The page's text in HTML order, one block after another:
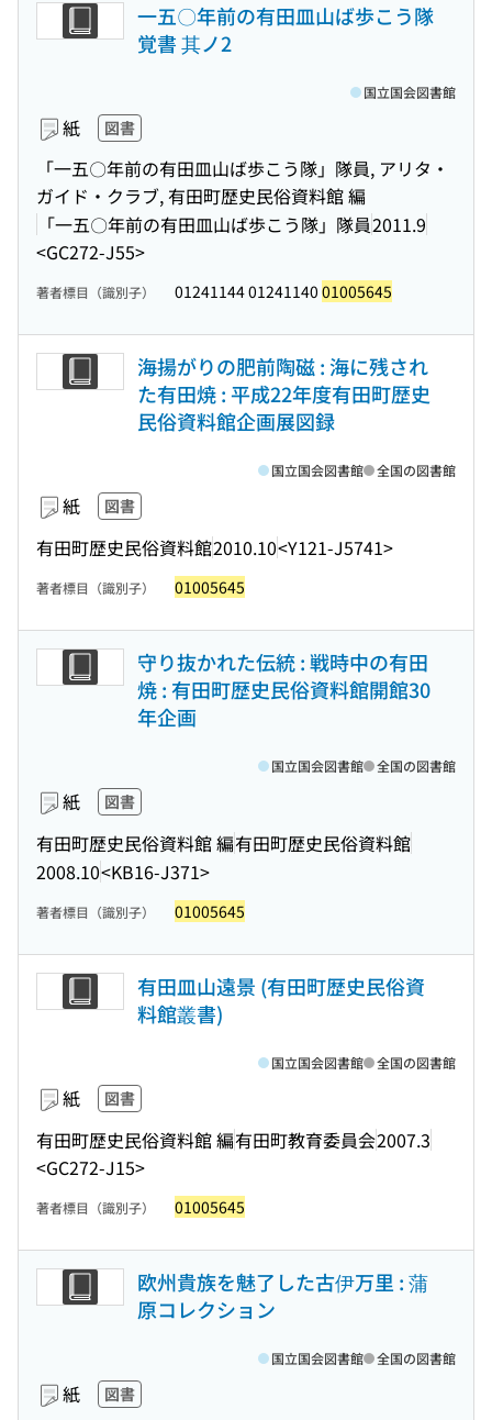
一五〇年前の有田皿山ば歩こう隊
覚書 其ノ2
紙 図書
「一五〇年前の有田皿山ば歩こう隊」隊員, アリタ・
ガイド・クラブ, 有田町歴史民俗資料館 編
「一五〇年前の有田皿山ば歩こう隊」隊員2011.9
<GC272-J55>
国立国会図書館
著者標目（識別子） 01241144 01241140 01005645
海揚がりの肥前陶磁 : 海に残され
た有田焼 : 平成22年度有田町歴史
民俗資料館企画展図録
紙 図書
有田町歴史民俗資料館2010.10<Y121-J5741>
国立国会図書館 全国の図書館
著者標目（識別子） 01005645
守り抜かれた伝統 : 戦時中の有田
焼 : 有田町歴史民俗資料館開館30
年企画
紙 図書
有田町歴史民俗資料館 編有田町歴史民俗資料館
2008.10<KB16-J371>
国立国会図書館 全国の図書館
著者標目（識別子） 01005645
有田皿山遠景 (有田町歴史民俗資
料館叢書)
紙 図書
有田町歴史民俗資料館 編有田町教育委員会2007.3
<GC272-J15>
国立国会図書館 全国の図書館
著者標目（識別子） 01005645
欧州貴族を魅了した古伊万里 : 蒲
原コレクション
紙 図書
国立国会図書館 全国の図書館